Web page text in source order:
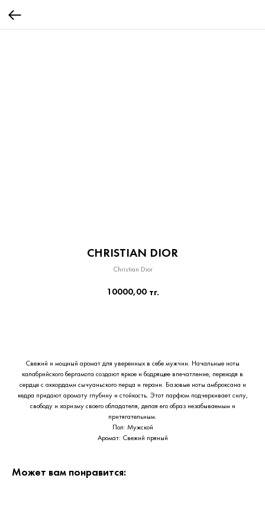
CHRISTIAN DIOR
Christian Dior
10000,00 тг.
Свежий и мощный аромат для уверенных в себе мужчин. Начальные ноты
калабрийского бергамота создают яркое и бодрящее впечатление, переходя в
сердце с аккордами сычуаньского перца и герани. Базовые ноты амброксана и
кедра придают аромату глубину и стойкость. Этот парфюм подчеркивает силу,
свободу и харизму своего обладателя, делая его образ незабываемым и
притягательным.
Пол: Мужской
Аромат: Свежий пряный
Может вам понравится: